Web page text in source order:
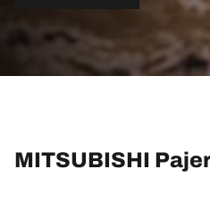
MITSUBISHI